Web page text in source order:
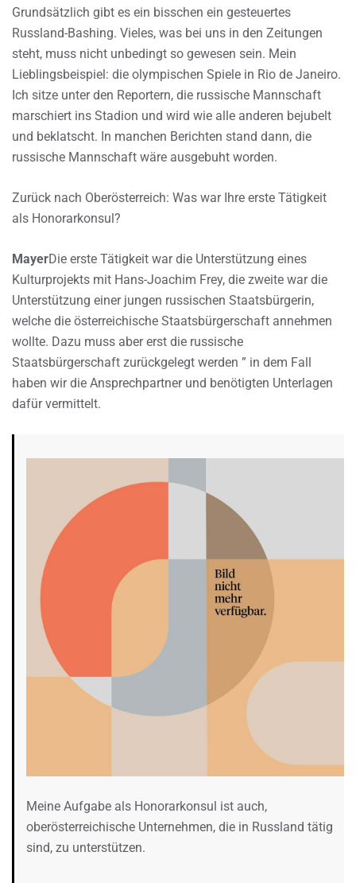
Grundsätzlich gibt es ein bisschen ein gesteuertes
Russland-Bashing. Vieles, was bei uns in den Zeitungen
steht, muss nicht unbedingt so gewesen sein. Mein
Lieblingsbeispiel: die olympischen Spiele in Rio de Janeiro.
Ich sitze unter den Reportern, die russische Mannschaft
marschiert ins Stadion und wird wie alle anderen bejubelt
und beklatscht. In manchen Berichten stand dann, die
russische Mannschaft wäre ausgebuht worden.
Zurück nach Oberösterreich: Was war Ihre erste Tätigkeit
als Honorarkonsul?
MayerDie erste Tätigkeit war die Unterstützung eines
Kulturprojekts mit Hans-Joachim Frey, die zweite war die
Unterstützung einer jungen russischen Staatsbürgerin,
welche die österreichische Staatsbürgerschaft annehmen
wollte. Dazu muss aber erst die russische
Staatsbürgerschaft zurückgelegt werden ” in dem Fall
haben wir die Ansprechpartner und benötigten Unterlagen
dafür vermittelt.
Meine Aufgabe als Honorarkonsul ist auch,
oberösterreichische Unternehmen, die in Russland tätig
sind, zu unterstützen.